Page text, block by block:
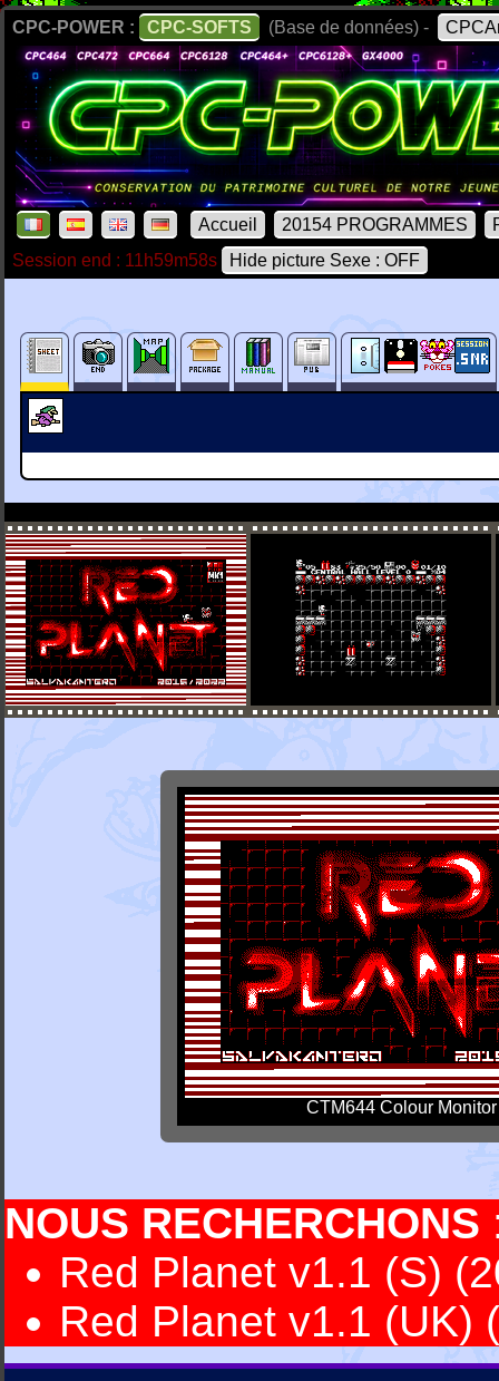
CPC-POWER : CPC-SOFTS (Base de données) -
Accueil 20154 PROGRAMMES
Session end : 11h59m58s
Hide picture Sexe : OFF
CTM644 Colour Monitor
NOUS RECHERCHONS
Red Planet v1.1 (S)
Red Planet v1.1 (UK)